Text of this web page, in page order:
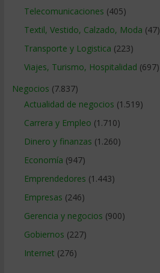
Telecomunicaciones (405)
Textil, Vestido, Calzado, Moda (47)
Transporte y Logistica (223)
Viajes, Turismo, Hospitalidad (697)
Negocios (7.837)
Actualidad de negocios (1.519)
Carrera y Empleo (1.710)
Dinero y finanzas (1.260)
Economía (947)
Emprendedores (1.443)
Empresas (246)
Gerencia y negocios (900)
Gobiernos (227)
Internet (276)